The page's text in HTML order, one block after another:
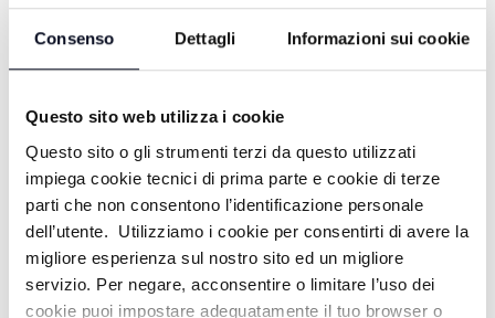
Consenso Dettagli Informazioni sui cookie
Questo sito web utilizza i cookie
Questo sito o gli strumenti terzi da questo utilizzati
impiega cookie tecnici di prima parte e cookie di terze
parti che non consentono l’identificazione personale
dell’utente. Utilizziamo i cookie per consentirti di avere la
migliore esperienza sul nostro sito ed un migliore
servizio. Per negare, acconsentire o limitare l’uso dei
cookie puoi impostare adeguatamente il tuo browser o
15/05/2023
08/05/2023